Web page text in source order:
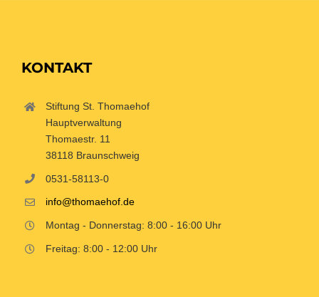
KONTAKT
Stiftung St. Thomaehof
Hauptverwaltung
Thomaestr. 11
38118 Braunschweig
0531-58113-0
info@thomaehof.de
Montag - Donnerstag: 8:00 - 16:00 Uhr
Freitag: 8:00 - 12:00 Uhr